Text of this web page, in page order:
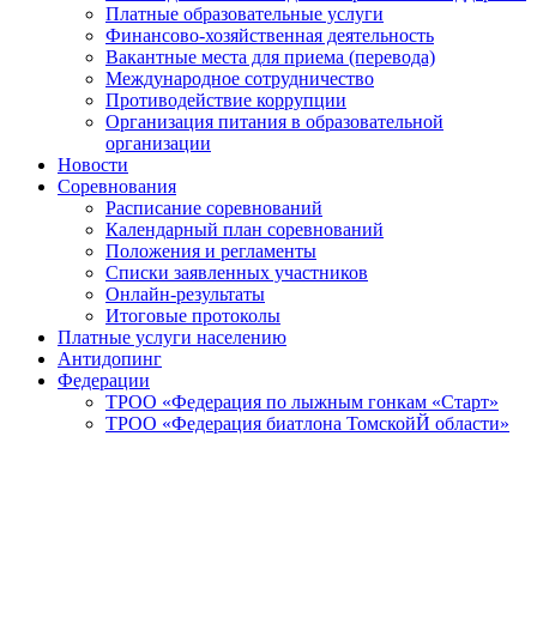
Платные образовательные услуги
Финансово-хозяйственная деятельность
Вакантные места для приема (перевода)
Международное сотрудничество
Противодействие коррупции
Организация питания в образовательной
организации
Новости
Соревнования
Расписание соревнований
Календарный план соревнований
Положения и регламенты
Списки заявленных участников
Онлайн-результаты
Итоговые протоколы
Платные услуги населению
Антидопинг
Федерации
ТРОО «Федерация по лыжным гонкам «Старт»
ТРОО «Федерация биатлона ТомскойЙ области»